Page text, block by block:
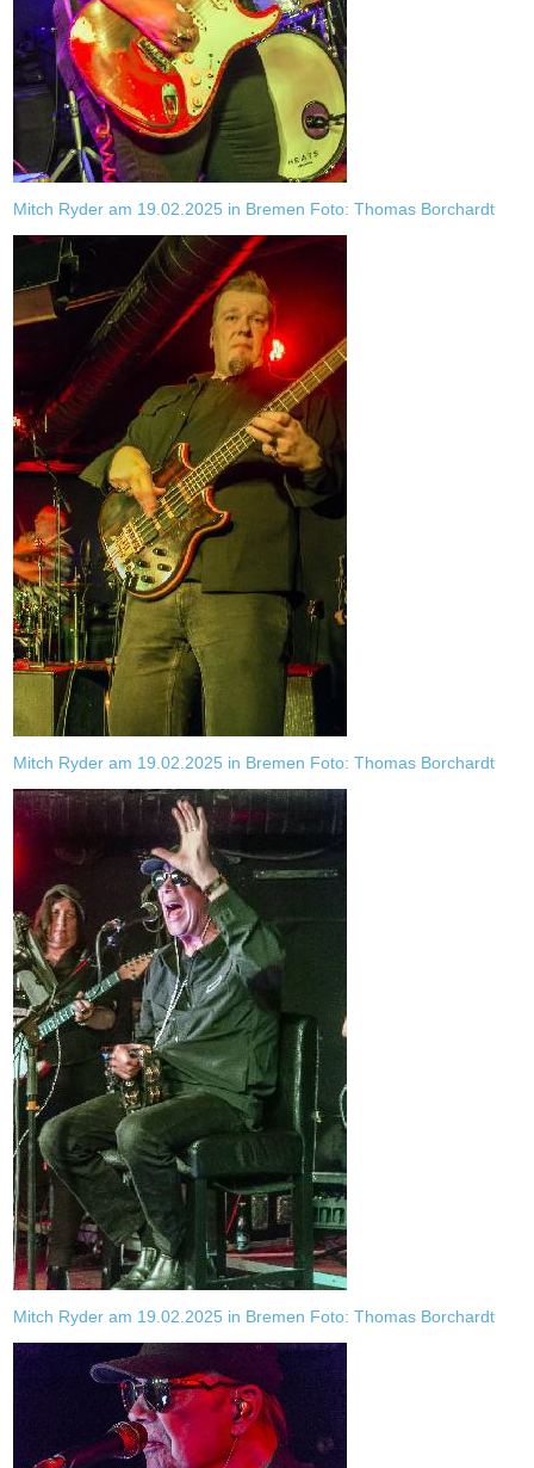
Mitch Ryder am 19.02.2025 in Bremen Foto: Thomas Borchardt
Mitch Ryder am 19.02.2025 in Bremen Foto: Thomas Borchardt
Mitch Ryder am 19.02.2025 in Bremen Foto: Thomas Borchardt